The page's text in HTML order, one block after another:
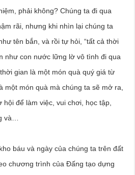
phải không? Chúng ta đi qua
rãi, nhưng khi nhìn lại chúng ta
tên bắn, và rồi tự hỏi, “tất cả thời
như con nước lững lờ vô tình đi qua
gian là một món quà quý giá từ
một món quà mà chúng ta sẽ mở ra,
để làm việc, vui chơi, học tập,
và…
báu và ngày của chúng ta trên đất
chương trình của Đấng tạo dựng